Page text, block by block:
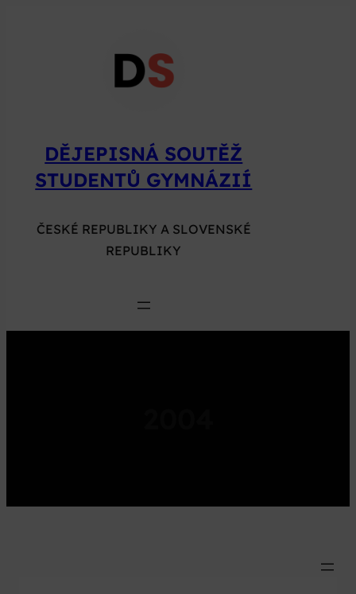
DĚJEPISNÁ SOUTĚŽ
STUDENTŮ GYMNÁZIÍ
ČESKÉ REPUBLIKY A SLOVENSKÉ
REPUBLIKY